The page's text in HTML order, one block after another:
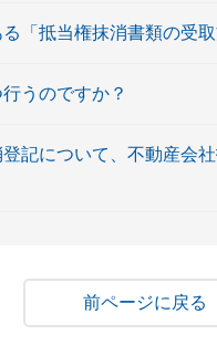
「抵当権抹消書類の受
うのですか？
記について、不動産会
戻る